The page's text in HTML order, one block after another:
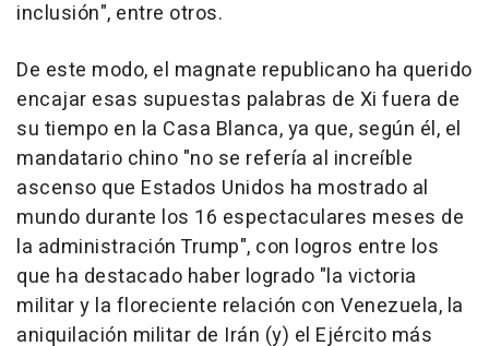
inclusión", entre otros.
De este modo, el magnate republicano ha querido
encajar esas supuestas palabras de Xi fuera de
su tiempo en la Casa Blanca, ya que, según él, el
mandatario chino "no se refería al increíble
ascenso que Estados Unidos ha mostrado al
mundo durante los 16 espectaculares meses de
la administración Trump", con logros entre los
que ha destacado haber logrado "la victoria
militar y la floreciente relación con Venezuela, la
aniquilación militar de Irán (y) el Ejército más